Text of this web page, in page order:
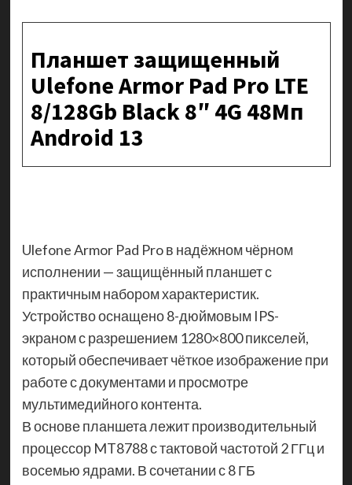
Планшет защищенный
Ulefone Armor Pad Pro LTE
8/128Gb Black 8″ 4G 48Мп
Android 13
Ulefone Armor Pad Pro в надёжном чёрном
исполнении — защищённый планшет с
практичным набором характеристик.
Устройство оснащено 8-дюймовым IPS-
экраном с разрешением 1280×800 пикселей,
который обеспечивает чёткое изображение при
работе с документами и просмотре
мультимедийного контента.
В основе планшета лежит производительный
процессор MT8788 с тактовой частотой 2 ГГц и
восемью ядрами. В сочетании с 8 ГБ